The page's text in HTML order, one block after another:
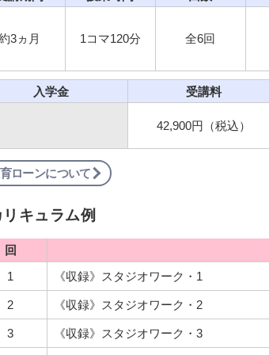
3ヵ月 1コマ120分 全6回
入学金 受講料
42,900円（税込）
ローンについて
キュラム例
回
1
《収録》スタジオワーク・1
2 《収録》スタジオワーク・2
3 《収録》スタジオワーク・3